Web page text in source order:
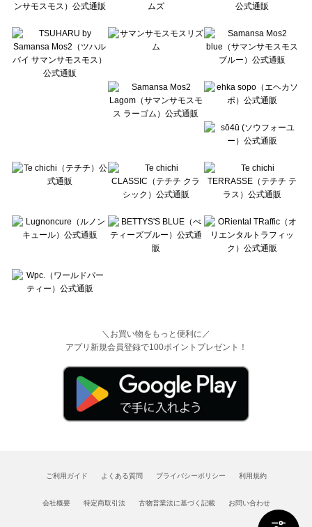
Te chichi CLASSIC（テチチ クラシック）のバッグ一覧
Lugnoncure（ルノンキュール）のバッグ一覧
BETTY'S BLUE（べティーズブルー）のバッグ一覧
Wpc.（ワールドパーティー）のバッグ一覧
＼お買い物をもっと便利に／
アプリ新規会員登録で100ポイントプレゼント！
ご利用ガイド よくある質問 プライバシーポリシー 利用規約
会社概要 特定商取引法 古物営業法に基づく記載 お問い合わせ